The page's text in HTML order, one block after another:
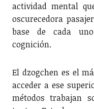
actividad mental
oscurecedora
base de cada
cognición.
El dzogchen es el
acceder a ese
métodos trabajan